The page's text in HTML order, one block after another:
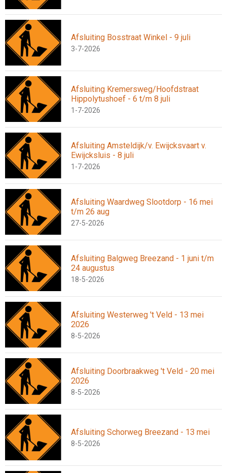
Afsluiting Bosstraat Winkel - 9 juli
3-7-2026
Afsluiting Kremersweg/Hoofdstraat
Hippolytushoef - 6 t/m 8 juli
1-7-2026
Afsluiting Amsteldijk/v. Ewijcksvaart v.
Ewijcksluis - 8 juli
1-7-2026
Afsluiting Waardweg Slootdorp - 16 mei
t/m 26 aug
27-5-2026
Afsluiting Balgweg Breezand - 1 juni t/m
24 augustus
18-5-2026
Afsluiting Westerweg 't Veld - 13 mei
2026
8-5-2026
Afsluiting Doorbraakweg 't Veld - 20 mei
2026
8-5-2026
Afsluiting Schorweg Breezand - 13 mei
8-5-2026